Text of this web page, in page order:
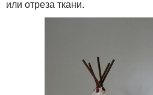
или отреза ткани.